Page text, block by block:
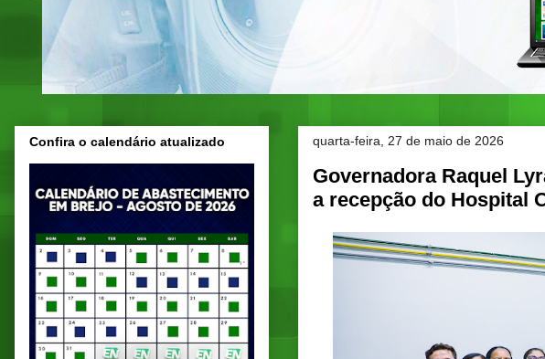
quarta-feira, 27 de maio de 2026
Governadora Raquel
a recepção do Hospital
Confira o calendário atualizado